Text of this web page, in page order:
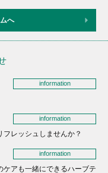
へ
information
information
フレッシュしませんか？
information
ケアも一緒にできるハーブテ